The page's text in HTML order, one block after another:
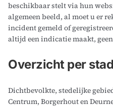
beschikbaar stelt via hun
algemeen beeld, al moet u er
incident gemeld of
altijd een indicatie maakt,
Overzicht per
Dichtbevolkte, stedelijke
Centrum, Borgerhout en